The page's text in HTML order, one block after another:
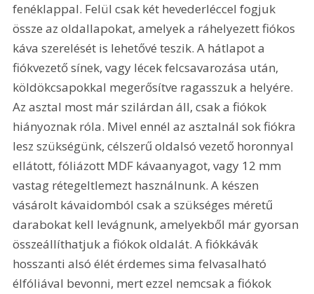
fenéklappal. Felül csak két hevederléccel fogjuk
össze az oldallapokat, amelyek a ráhelyezett fiókos
káva szerelését is lehetővé teszik. A hátlapot a
fiókvezető sínek, vagy lécek felcsavarozása után,
köldökcsapokkal megerősítve ragasszuk a helyére.
Az asztal most már szilárdan áll, csak a fiókok
hiányoznak róla. Mivel ennél az asztalnál sok fiókra
lesz szükségünk, célszerű oldalsó vezető horonnyal
ellátott, fóliázott MDF kávaanyagot, vagy 12 mm
vastag rétegeltlemezt használnunk. A készen
vásárolt kávaidomból csak a szükséges méretű
darabokat kell levágnunk, amelyekből már gyorsan
összeállíthatjuk a fiókok oldalát. A fiókkávák
hosszanti alsó élét érdemes sima felvasalható
élfóliával bevonni, mert ezzel nemcsak a fiókok